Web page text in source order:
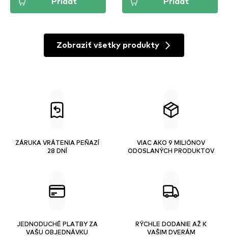
Zobraziť všetky produkty
ZÁRUKA VRÁTENIA PEŇAZÍ
28 DNÍ
VIAC AKO 9 MILIÓNOV
ODOSLANÝCH PRODUKTOV
JEDNODUCHÉ PLATBY ZA
VAŠU OBJEDNÁVKU
RÝCHLE DODANIE AŽ K
VAŠIM DVERÁM